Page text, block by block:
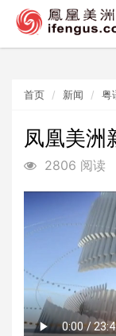
首页 新闻 粤
凤凰美洲
2806 阅读